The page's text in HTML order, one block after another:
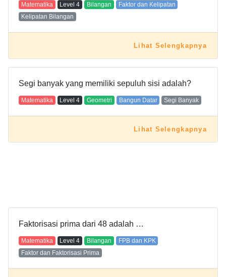
Matematika Level 4 Bilangan
Faktor dan Kelipatan
Kelipatan Bilangan
Lihat Selengkapnya
Segi banyak yang memiliki sepuluh sisi adalah?
Matematika Level 4 Geometri Bangun Datar Segi Banyak
Lihat Selengkapnya
Faktorisasi prima dari 48 adalah …
Matematika Level 4 Bilangan
FPB dan KPK
Faktor dan Faktorisasi Prima